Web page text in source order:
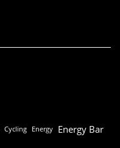
Cycling Energy Energy Bar